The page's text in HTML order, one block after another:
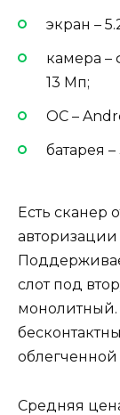
экран –
камера –
13 Мп;
ОС –
батарея
Есть сканер
слот под
монолитный.
Средняя